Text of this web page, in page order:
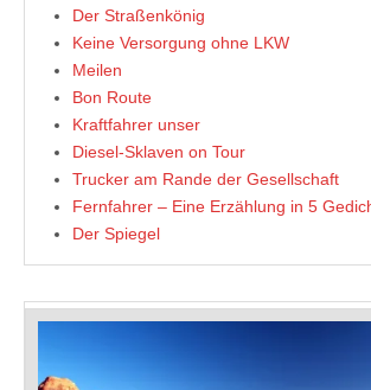
Der Straßenkönig
Keine Versorgung ohne LKW
Meilen
Bon Route
Kraftfahrer unser
Diesel-Sklaven on Tour
Trucker am Rande der Gesellschaft
Fernfahrer – Eine Erzählung in 5
Der Spiegel